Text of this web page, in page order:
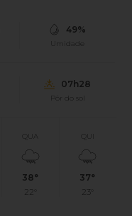
49%
Umidade
07h28
Pôr do sol
QUA
38°
22°
37°
23°